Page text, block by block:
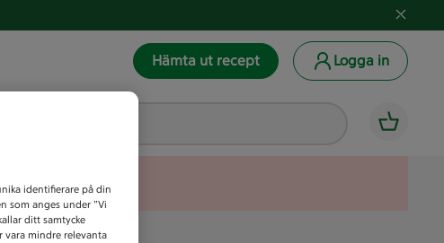
Hämta ut recept Logga in
identifierare på din
som anges under ”Vi
ditt samtycke
vara mindre relevanta